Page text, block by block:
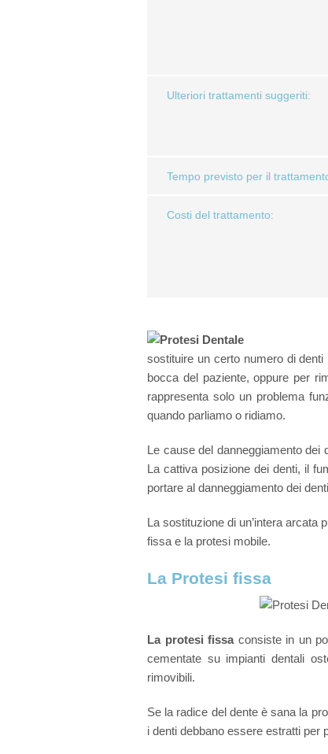
Ulteriori trattamenti suggeriti:
Tempo previsto per il
Costi del trattamento:
sostituire un certo numero di
bocca del paziente, oppure per
rappresenta solo un problema
quando parliamo o ridiamo.
Le cause del danneggiamento dei
La cattiva posizione dei denti, il
portare al danneggiamento dei
La sostituzione di un’intera arcata
fissa e la protesi mobile.
La Protesi fissa
La protesi fissaconsiste in un
cementate su impianti dentali
rimovibili.
Se la radice del dente è sana la
i denti debbano essere estratti per